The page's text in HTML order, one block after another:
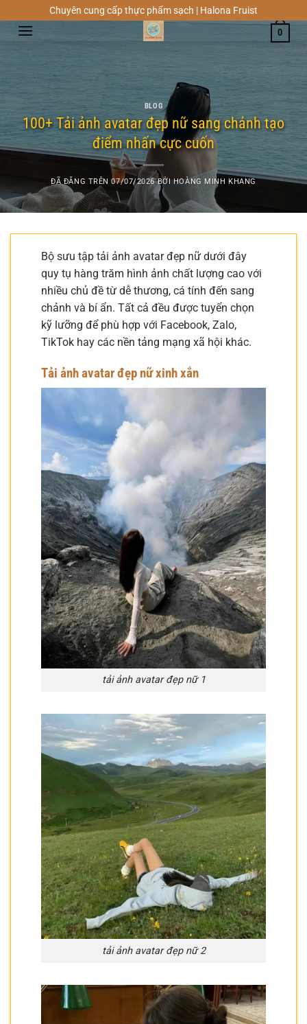
đến
Chuyên cung cấp thực phẩm sạch | Halona Fruist
0
BLOG
100+ Tải ảnh avatar đẹp nữ sang chảnh tạo
điểm nhấn cực cuốn
ĐÃ ĐĂNG TRÊN07/07/2026 BỞIHOÀNG MINH KHANG
Bộ sưu tập tải ảnh avatar đẹp nữ dưới đây
quy tụ hàng trăm hình ảnh chất lượng cao với
nhiều chủ đề từ dễ thương, cá tính đến sang
chảnh và bí ẩn. Tất cả đều được tuyển chọn
kỹ lưỡng để phù hợp với Facebook, Zalo,
TikTok hay các nền tảng mạng xã hội khác.
Tải ảnh avatar đẹp nữ xinh xắn
tải ảnh avatar đẹp nữ 1
tải ảnh avatar đẹp nữ 2